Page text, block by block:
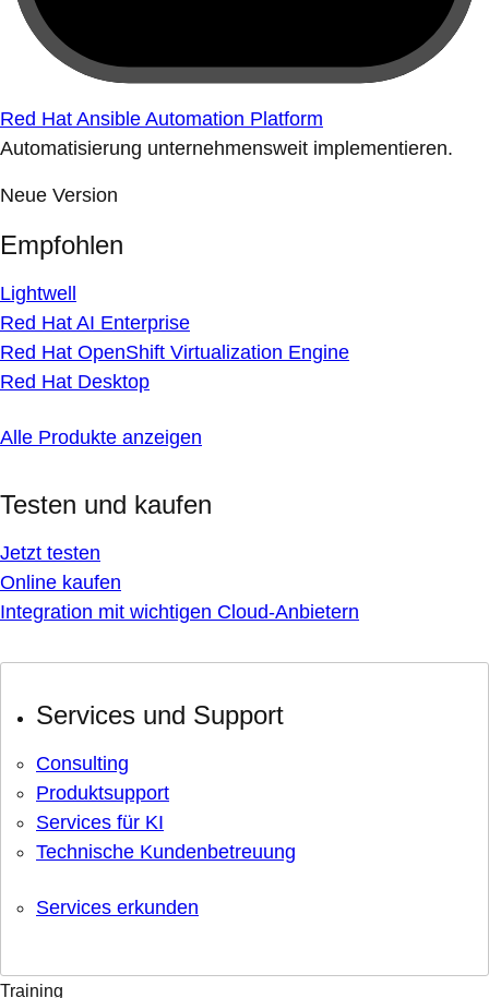
Red Hat Ansible Automation Platform
Automatisierung unternehmensweit implementieren.
Neue Version
Empfohlen
Lightwell
Red Hat AI Enterprise
Red Hat OpenShift Virtualization Engine
Red Hat Desktop
Alle Produkte anzeigen
Testen und kaufen
Jetzt testen
Online kaufen
Integration mit wichtigen Cloud-Anbietern
Services und Support
Consulting
Produktsupport
Services für KI
Technische Kundenbetreuung
Services erkunden
Training